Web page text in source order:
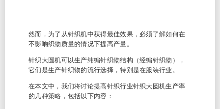
然而，为了从针织机中获得最佳效果，必须了解如何在
不影响织物质量的情况下提高产量。
针织大圆机可以生产纬编针织物结构（经编针织物），
它们是生产针织物的流行选择，特别是在服装行业。
在本文中，我们将讨论提高针织行业针织大圆机生产率
的几种策略，包括以下内容：